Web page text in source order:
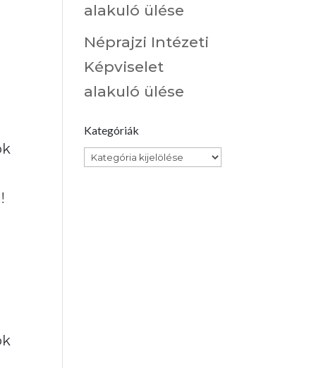
alakuló ülése
Néprajzi Intézeti
Képviselet
alakuló ülése
Kategóriák
Kategóriák